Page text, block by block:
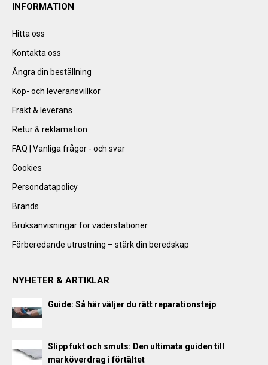
INFORMATION
Hitta oss
Kontakta oss
Ångra din beställning
Köp- och leveransvillkor
Frakt & leverans
Retur & reklamation
FAQ | Vanliga frågor - och svar
Cookies
Persondatapolicy
Brands
Bruksanvisningar för väderstationer
Förberedande utrustning – stärk din beredskap
NYHETER & ARTIKLAR
Guide: Så här väljer du rätt reparationstejp
Slipp fukt och smuts: Den ultimata guiden till
marköverdrag i förtältet